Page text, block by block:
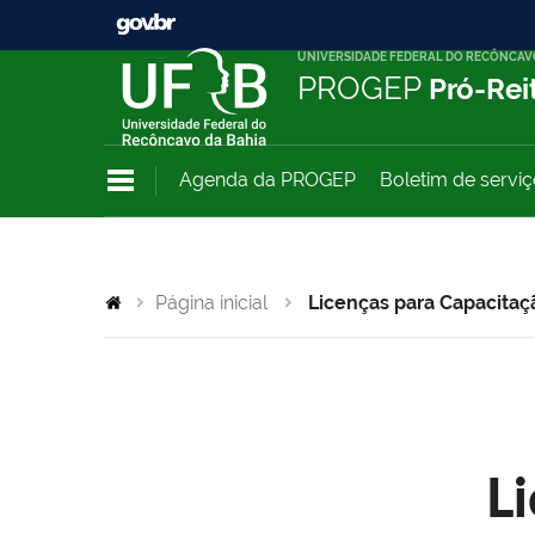
UNIVERSIDADE FEDERAL DO
PROGEP Pró-
Agenda da PROGEP Boletim de
Página inicial Licenças para